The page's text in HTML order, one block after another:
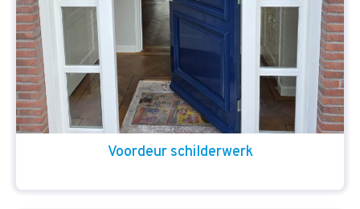
Voordeur schilderwerk